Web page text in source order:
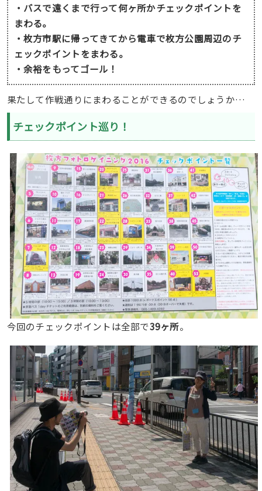
・バスで遠くまで行って何ヶ所かチェックポイントを
まわる。
・枚方市駅に帰ってきてから電車で枚方公園周辺のチ
ェックポイントをまわる。
・余裕をもってゴール！
果たして作戦通りにまわることができるのでしょうか…
チェックポイント巡り！
今回のチェックポイントは全部で39ヶ所。